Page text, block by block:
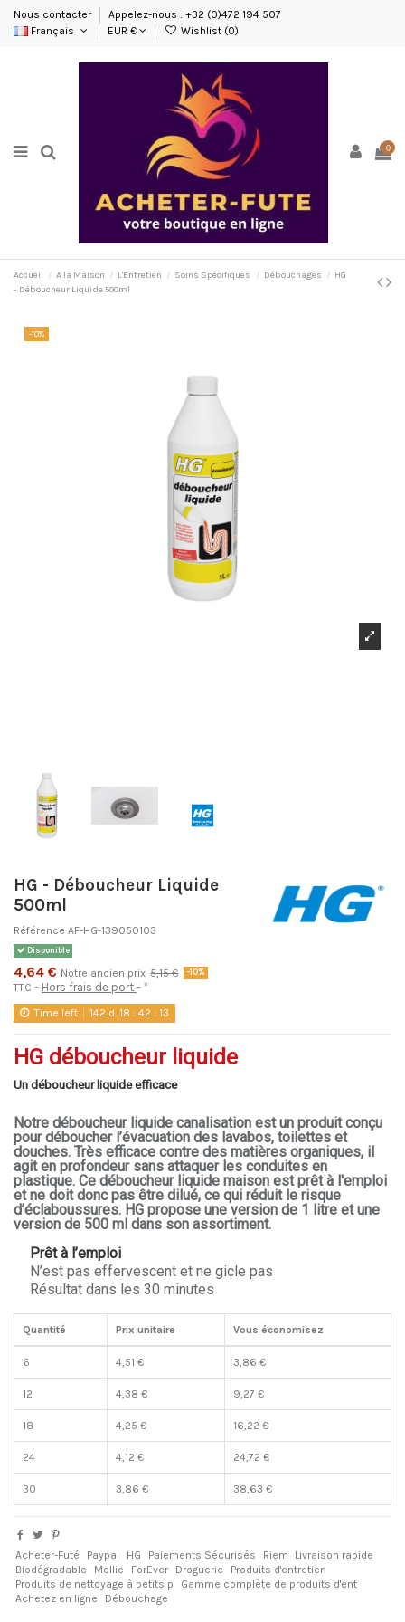
Nous contacter
Appelez-nous : +32 (0)472 194 507
Français
EUR € Wishlist (0)
0
Accueil A la Maison L'Entretien Soins Spécifiques Débouchages
HG
- Déboucheur Liquide 500ml
-10%
HG - Déboucheur Liquide
500ml
Référence AF-HG-139050103
Disponible
4,64 € Notre ancien prix 5,15 € -10%
TTC Hors frais de port *
Time left 142 d. 18 :42 : 13
HG déboucheur liquide
Un déboucheur liquide efficace
Notre déboucheur liquide canalisation est un produit conçu
pour déboucher l’évacuation des lavabos, toilettes et
douches. Très efficace contre des matières organiques, il
agit en profondeur sans attaquer les conduites en
plastique. Ce déboucheur liquide maison est prêt à l'emploi
et ne doit donc pas être dilué, ce qui réduit le risque
d’éclaboussures. HG propose une version de 1 litre et une
version de 500 ml dans son assortiment.
Prêt à l’emploi
N’est pas effervescent et ne gicle pas
Résultat dans les 30 minutes
Quantité Prix unitaire Vous économisez
6 4,51 € 3,86 €
12 4,38 € 9,27 €
18 4,25 € 16,22 €
24 4,12 € 24,72 €
30 3,86 € 38,63 €
Acheter-Futé Paypal HG Paiements Sécurisés Riem
Livraison rapide
Biodégradable
Mollie ForEver Droguerie
Produits d'entretien
Produits de nettoyage à petits p
Gamme complète de produits d'ent
Achetez en ligne
Débouchage